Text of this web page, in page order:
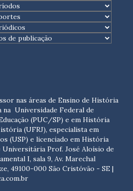
nas áreas de Ensino de História
Universidade Federal de
(PUC/SP) e em História
(UFRJ), especialista em
(USP) e licenciado em História
Universitária Prof. José Aloísio de
I, sala 9, Av. Marechal
49100-000 São Cristóvão - SE |